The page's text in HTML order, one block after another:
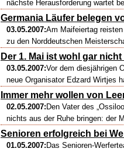
nächste Herausforderung wartet
Germania Läufer belegen
03.05.2007:Am Maifeiertag
zu den Norddeutschen
Der 1. Mai ist wohl gar
03.05.2007:Vor dem diesjährigen
neue Organisator Edzard Wirtjes
Immer mehr wollen von
02.05.2007: Den Vater des
nichts aus der Ruhe bringen: der
Senioren erfolgreich bei
01.05.2007: Das Senioren-